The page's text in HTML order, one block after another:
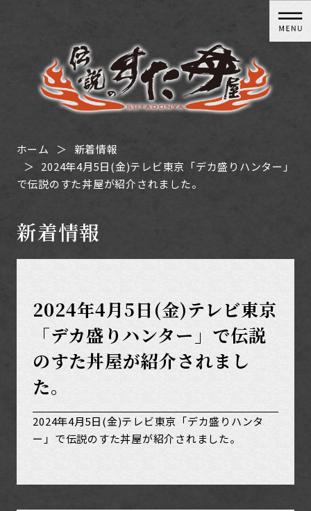
ホーム
新着情報
2024年4月5日(金)テレビ東京「デカ盛りハンター」
で伝説のすた丼屋が紹介されました。
新着情報
2024年4月5日(金)テレビ東京
「デカ盛りハンター」で伝説
のすた丼屋が紹介されまし
た。
2024年4月5日(金)テレビ東京「デカ盛りハンタ
ー」で伝説のすた丼屋が紹介されました。